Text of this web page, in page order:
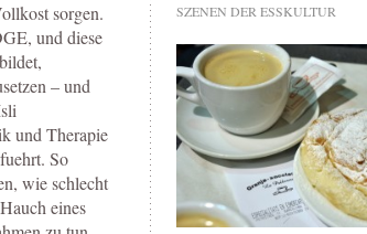
sorgen.
und diese
– und
und Therapie
So
wie schlecht
eines
SZENEN DER ESSKULTUR